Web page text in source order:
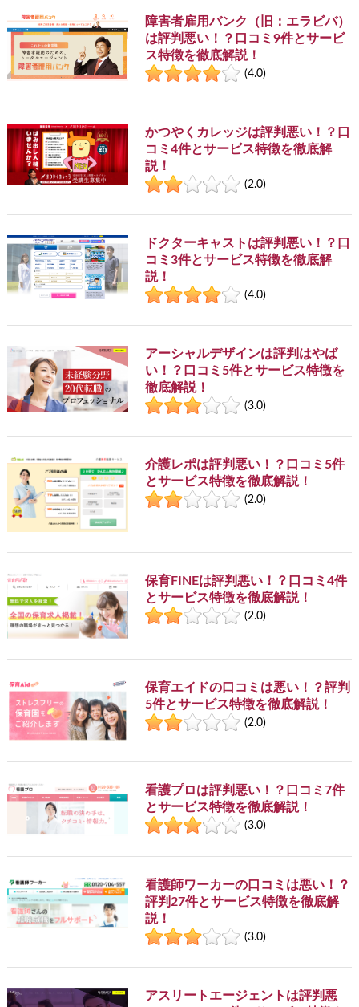
障害者雇用バンク（旧：エラビバ）
は評判悪い！？口コミ9件とサービ
ス特徴を徹底解説！
(4.0)
かつやくカレッジは評判悪い！？口
コミ4件とサービス特徴を徹底解
説！
(2.0)
ドクターキャストは評判悪い！？口
コミ3件とサービス特徴を徹底解
説！
(4.0)
アーシャルデザインは評判はやば
い！？口コミ5件とサービス特徴を
徹底解説！
(3.0)
介護レポは評判悪い！？口コミ5件
とサービス特徴を徹底解説！
(2.0)
保育FINEは評判悪い！？口コミ4件
とサービス特徴を徹底解説！
(2.0)
保育エイドの口コミは悪い！？評判
5件とサービス特徴を徹底解説！
(2.0)
看護プロは評判悪い！？口コミ7件
とサービス特徴を徹底解説！
(3.0)
看護師ワーカーの口コミは悪い！？
評判27件とサービス特徴を徹底解
説！
(3.0)
アスリートエージェントは評判悪